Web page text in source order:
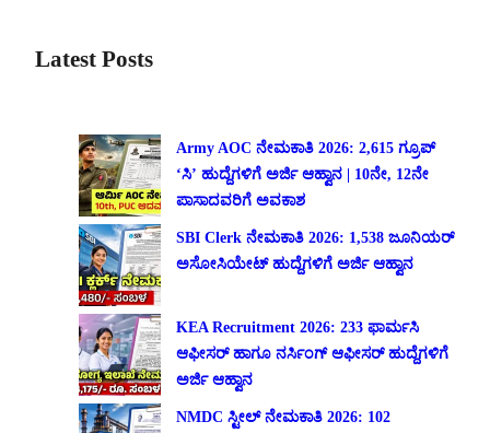
Latest Posts
Army AOC ನೇಮಕಾತಿ 2026: 2,615 ಗ್ರೂಪ್
‘ಸಿ’ ಹುದ್ದೆಗಳಿಗೆ ಅರ್ಜಿ ಆಹ್ವಾನ | 10ನೇ, 12ನೇ
ಪಾಸಾದವರಿಗೆ ಅವಕಾಶ
SBI Clerk ನೇಮಕಾತಿ 2026: 1,538 ಜೂನಿಯರ್
ಅಸೋಸಿಯೇಟ್ ಹುದ್ದೆಗಳಿಗೆ ಅರ್ಜಿ ಆಹ್ವಾನ
KEA Recruitment 2026: 233 ಫಾರ್ಮಸಿ
ಆಫೀಸರ್ ಹಾಗೂ ನರ್ಸಿಂಗ್ ಆಫೀಸರ್ ಹುದ್ದೆಗಳಿಗೆ
ಅರ್ಜಿ ಆಹ್ವಾನ
NMDC ಸ್ಟೀಲ್ ನೇಮಕಾತಿ 2026: 102